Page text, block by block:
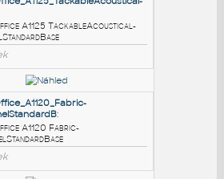
PODOBNÉ BLOKY
A1126 StackingFabricPanel
: